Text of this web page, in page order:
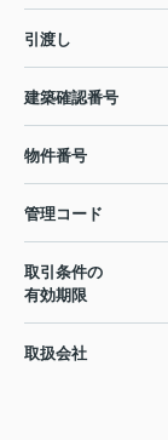
引渡し
建築確認番号
物件番号
管理コード
取引条件の
有効期限
取扱会社